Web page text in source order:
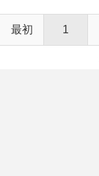
最初 1